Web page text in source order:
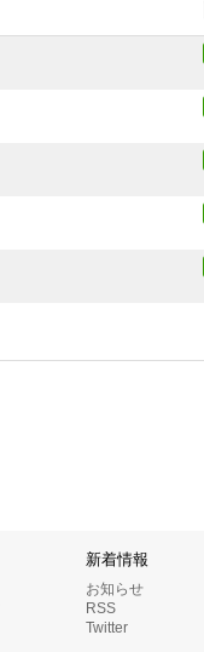
新着情報
お知らせ
RSS
Twitter